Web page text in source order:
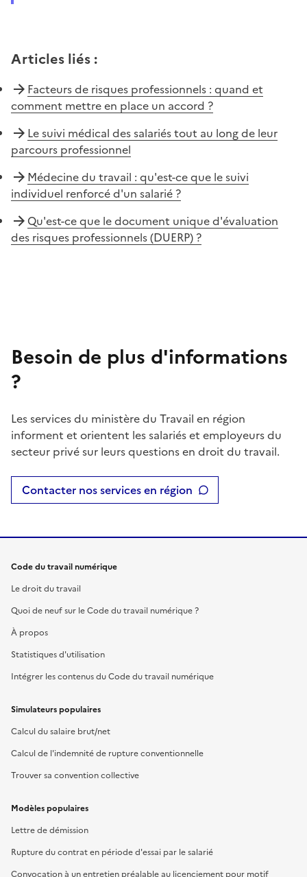
Articles liés :
Facteurs de risques professionnels : quand et
comment mettre en place un accord ?
Le suivi médical des salariés tout au long de leur
parcours professionnel
Médecine du travail : qu'est-ce que le suivi
individuel renforcé d'un salarié ?
Qu'est-ce que le document unique d'évaluation
des risques professionnels (DUERP) ?
Besoin de plus d'informations
?
Les services du ministère du Travail en région
informent et orientent les salariés et employeurs du
secteur privé sur leurs questions en droit du travail.
Contacter nos services en région
Code du travail numérique
Le droit du travail
Quoi de neuf sur le Code du travail numérique ?
À propos
Statistiques d'utilisation
Intégrer les contenus du Code du travail numérique
Simulateurs populaires
Calcul du salaire brut/net
Calcul de l'indemnité de rupture conventionnelle
Trouver sa convention collective
Modèles populaires
Lettre de démission
Rupture du contrat en période d'essai par le salarié
Convocation à un entretien préalable au licenciement pour motif